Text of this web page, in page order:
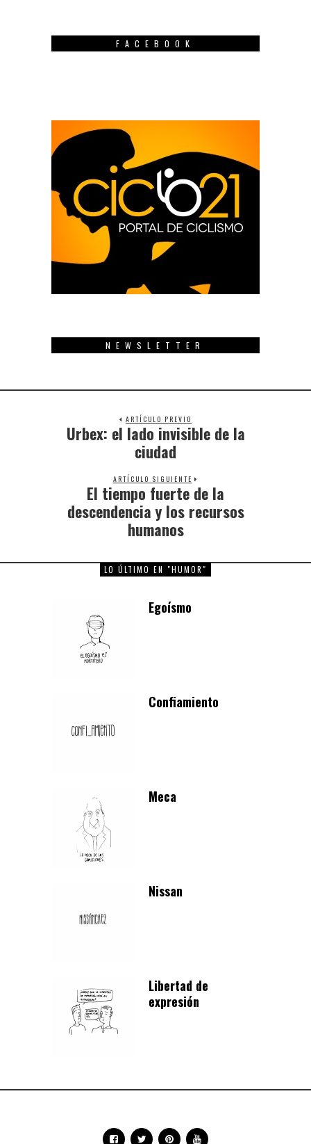
FACEBOOK
NEWSLETTER
ARTÍCULO PREVIO
Previous
post:
Urbex: el lado invisible de la
ciudad
ARTÍCULO SIGUIENTE
Next
post:
El tiempo fuerte de la
descendencia y los recursos
humanos
LO ÚLTIMO EN "HUMOR"
Egoísmo
Confiamiento
Meca
Nissan
Libertad de
expresión